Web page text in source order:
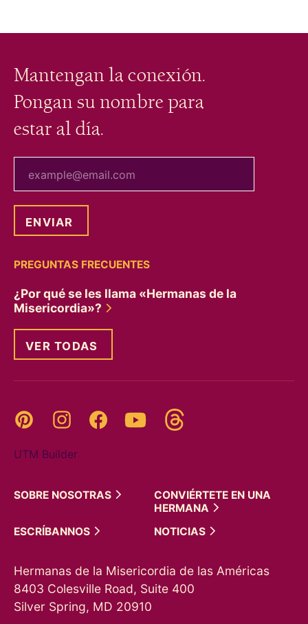
Mantengan la conexión.
Pongan su nombre para
estar al día.
PREGUNTAS FRECUENTES
¿Por qué se les llama «Hermanas de la
Misericordia»?
VER TODAS
Pinterest InstagramFacebookYouTube
UTM Builder
SOBRE NOSOTRAS
CONVIÉRTETE EN UNA
HERMANA
ESCRÍBANNOS
NOTICIAS
Hermanas de la Misericordia de las Américas
8403 Colesville Road, Suite 400
Silver Spring, MD 20910